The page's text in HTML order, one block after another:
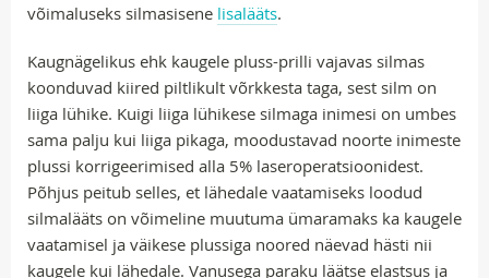
võimaluseks silmasisene lisalääts.
Kaugnägelikus ehk kaugele pluss-prilli vajavas silmas
koonduvad kiired piltlikult võrkkesta taga, sest silm on
liiga lühike. Kuigi liiga lühikese silmaga inimesi on umbes
sama palju kui liiga pikaga, moodustavad noorte inimeste
plussi korrigeerimised alla 5% laseroperatsioonidest.
Põhjus peitub selles, et lähedale vaatamiseks loodud
silmalääts on võimeline muutuma ümaramaks ka kaugele
vaatamisel ja väikese plussiga noored näevad hästi nii
kaugele kui lähedale. Vanusega paraku läätse elastsus ja